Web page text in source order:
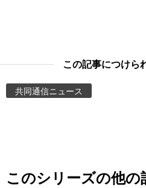
スポーツ・東京2020
Images
この記事につけら
共同通信ニュース
このシリーズの他の